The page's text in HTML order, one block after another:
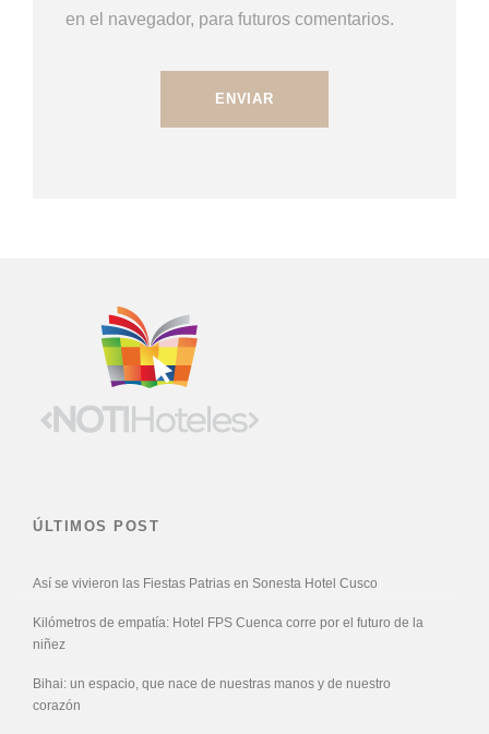
en el navegador, para futuros comentarios.
ÚLTIMOS POST
Así se vivieron las Fiestas Patrias en Sonesta Hotel Cusco
Kilómetros de empatía: Hotel FPS Cuenca corre por el futuro de la
niñez
Bihai: un espacio, que nace de nuestras manos y de nuestro
corazón